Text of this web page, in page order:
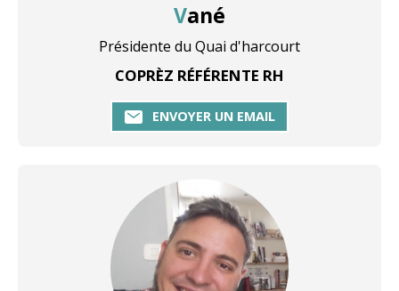
Vané
Présidente du Quai d'harcourt
COPRÈZ RÉFÉRENTE RH
ENVOYER UN EMAIL